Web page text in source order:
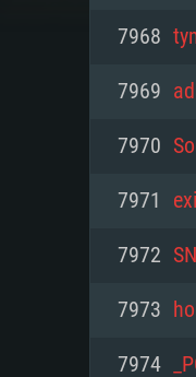
최소
운영체
프로세
메모리:
최소
운영체
프로세
원하지
최소
운영체
프로세
메모리:
7968
7969
7970
7971
7972
7973
7974